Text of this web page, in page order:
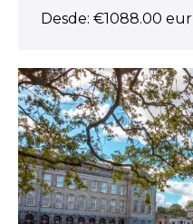
Desde: €1088.00 eur